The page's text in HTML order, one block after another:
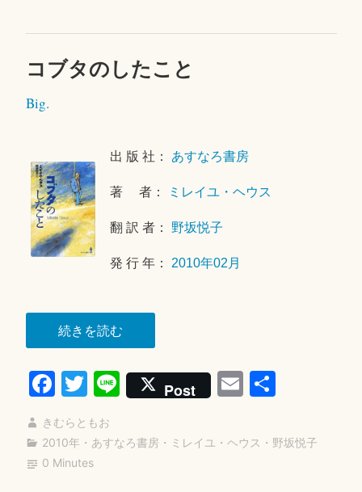
ル
告
コブタのしたこと
Big.
出 版 社： あすなろ書房
著 者： ミレイユ・ヘウス
翻 訳 者： 野坂悦子
発 行 年： 2010年02月
続きを読む“コ
ブ
タ
の
た
Fa
ce
bo
ok
T
wi
tte
r
Li
ne
Post E
ail
共
きむらともお
2010年 ・ あすなろ書房 ・ ミレイユ・ヘウス ・ 野坂悦子
0 Minutes